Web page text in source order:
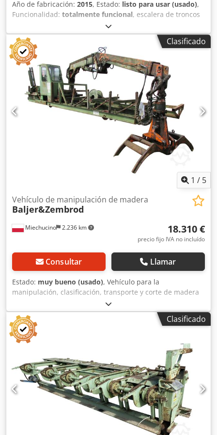
Año de fabricación: 2015, Estado: listo para usar (usado),
Funcionalidad: totalmente funcional, escalera de troncos
JOCAR - 4 pasos Crodpfx Ahewiia Ss Hsf - incluye central
hidráulica Muy robusta
Clasificado
1 / 5
Miechucino 2.236 km
Vehículo de manipulación de madera
Baljer&Zembrod
18.310 €
precio fijo IVA no incluído
Consultar Llamar
Estado: muy bueno (usado), Vehículo para la
manipulación, clasificación, transporte y corte de madera
redonda Baljer & Zembrod - Fabricado en Alemania -
Medición de la longitud de la madera - Ciclo de corte
automático CARACTERÍSTICAS TÉCNICAS: - Diámetro
máximo del tronco: 1000 mm - Alcance máximo de la grúa:
9200 mm - Ángulo de trabajo de la grúa: 225° Cjdpfjlimriex
Ah Hsrf - Cabezal giratorio: 360° - Capacidad de carga:
2000 mm - 2560 kg 7240 mm - 1680 kg 9200 mm - 1330 kg -
Dimensiones del remolque: 6000 x 2150 mm - Remolque
con descarga hidráulica bilateral - Potencia del motor de la
bomba: 11 kW - Potencia del motor de avance: 8,6 kW -
Velocidad de avance: 90 m/min SIERRA HOLTEC FS 121 -
Medición de la longitud del tronco - Longitud de trabajo:
1000 mm - Carrera hidráulica de la guía - Modo de
Clasificado